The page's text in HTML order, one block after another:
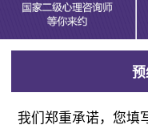
我们郑重承诺，您填